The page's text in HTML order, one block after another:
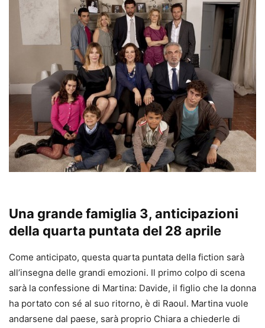
Una grande famiglia 3, anticipazioni
della quarta puntata del 28 aprile
Come anticipato, questa quarta puntata della fiction sarà
all’insegna delle grandi emozioni. Il primo colpo di scena
sarà la confessione di Martina: Davide, il figlio che la donna
ha portato con sé al suo ritorno, è di Raoul. Martina vuole
andarsene dal paese, sarà proprio Chiara a chiederle di